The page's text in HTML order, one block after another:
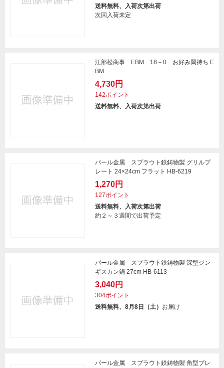
送料無料、入荷次第出荷
次回入荷未定
江部松商事 EBM 18－0 お好み岡持ち E
BM
4,730円
142ポイント
送料無料、入荷次第出荷
パール金属 スプラウト鉄鋳物製 グリルプ
レート 24×24cm フラット HB-6219
1,270円
127ポイント
送料無料、入荷次第出荷
約２～３週間で出荷予定
パール金属 スプラウト鉄鋳物製 深型ジン
ギスカン鍋 27cm HB-6113
3,040円
304ポイント
送料無料、8月8日（土） お届け
パール金属 スプラウト鉄鋳物製 角型プレ